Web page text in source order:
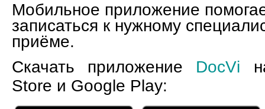
Мобильное приложение
записаться к нужному
приёме.
Скачать приложение DocVi
Store и Google Play: